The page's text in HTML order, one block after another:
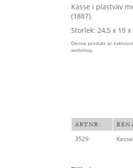
Kasse i plastväv
(1887).
Storlek: 24,5 x 19 x
Denna produkt är
webshop.
ARTNR:
3529